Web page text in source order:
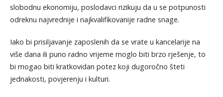
slobodnu ekonomiju, poslodavci rizikuju da u se potpunosti
odreknu najvrednije i najkvalifikovanije radne snage.
Iako bi prisiljavanje zaposlenih da se vrate u kancelarije na
više dana ili puno radno vrijeme moglo biti brzo rješenje, to
bi mogao biti kratkovidan potez koji dugoročno šteti
jednakosti, povjerenju i kulturi.